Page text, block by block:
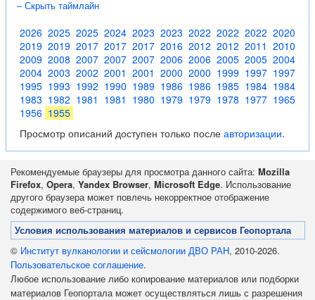
– Скрыть таймлайн
2026 2025 2025 2024 2023 2023 2022 2022 2022 2020
2019 2019 2017 2017 2017 2016 2012 2012 2011 2010
2009 2008 2007 2007 2007 2006 2006 2005 2005 2004
2004 2003 2002 2001 2001 2000 2000 1999 1997 1997
1995 1993 1992 1990 1989 1986 1986 1985 1984 1984
1983 1982 1981 1981 1980 1979 1979 1978 1977 1965
1956 1955
Просмотр описаний доступен только после авторизации.
Рекомендуемые браузеры для просмотра данного сайта: Mozilla
Firefox, Opera, Yandex Browser, Microsoft Edge. Использование
другого браузера может повлечь некорректное отображение
содержимого веб-страниц.
Условия использования материалов и сервисов Геопортала
© Институт вулканологии и сейсмологии ДВО РАН, 2010-2026.
Пользовательское соглашение.
Любое использование либо копирование материалов или подборки
материалов Геопортала может осуществляться лишь с разрешения